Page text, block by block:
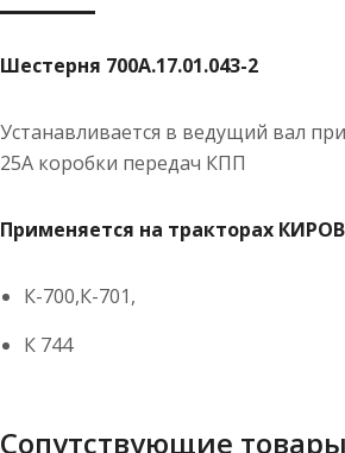
Шестерня 700А.17.01.043-2
Устанавливается в ведущий вал
25А коробки передач КПП
Применяется на тракторах
К-700,К-701,
К 744
Сопутствующие товары